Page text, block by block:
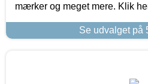
mærker og meget mere. Klik
Se udvalget på